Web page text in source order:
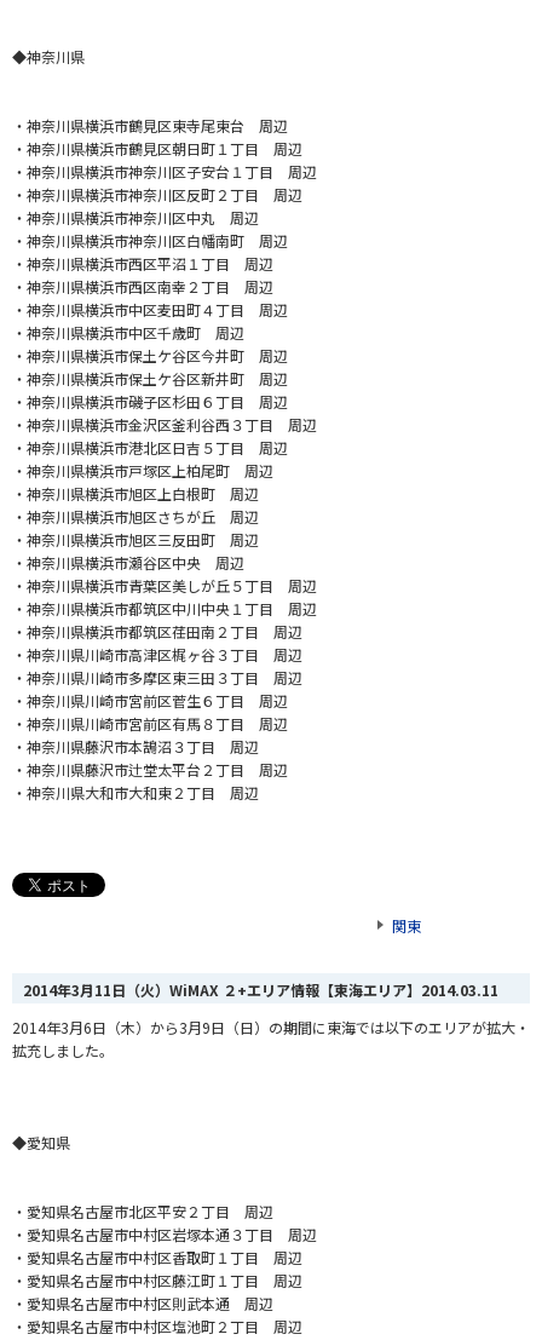
◆神奈川県
・神奈川県横浜市鶴見区東寺尾東台 周辺
・神奈川県横浜市鶴見区朝日町１丁目 周辺
・神奈川県横浜市神奈川区子安台１丁目 周辺
・神奈川県横浜市神奈川区反町２丁目 周辺
・神奈川県横浜市神奈川区中丸 周辺
・神奈川県横浜市神奈川区白幡南町 周辺
・神奈川県横浜市西区平沼１丁目 周辺
・神奈川県横浜市西区南幸２丁目 周辺
・神奈川県横浜市中区麦田町４丁目 周辺
・神奈川県横浜市中区千歳町 周辺
・神奈川県横浜市保土ケ谷区今井町 周辺
・神奈川県横浜市保土ケ谷区新井町 周辺
・神奈川県横浜市磯子区杉田６丁目 周辺
・神奈川県横浜市金沢区釜利谷西３丁目 周辺
・神奈川県横浜市港北区日吉５丁目 周辺
・神奈川県横浜市戸塚区上柏尾町 周辺
・神奈川県横浜市旭区上白根町 周辺
・神奈川県横浜市旭区さちが丘 周辺
・神奈川県横浜市旭区三反田町 周辺
・神奈川県横浜市瀬谷区中央 周辺
・神奈川県横浜市青葉区美しが丘５丁目 周辺
・神奈川県横浜市都筑区中川中央１丁目 周辺
・神奈川県横浜市都筑区荏田南２丁目 周辺
・神奈川県川崎市高津区梶ヶ谷３丁目 周辺
・神奈川県川崎市多摩区東三田３丁目 周辺
・神奈川県川崎市宮前区菅生６丁目 周辺
・神奈川県川崎市宮前区有馬８丁目 周辺
・神奈川県藤沢市本鵠沼３丁目 周辺
・神奈川県藤沢市辻堂太平台２丁目 周辺
・神奈川県大和市大和東２丁目 周辺
関東
2014年3月11日（火）WiMAX ２+エリア情報【東海エリア】 2014.03.11
2014年3月6日（木）から3月9日（日）の期間に東海では以下のエリアが拡大・
拡充しました。
◆愛知県
・愛知県名古屋市北区平安２丁目 周辺
・愛知県名古屋市中村区岩塚本通３丁目 周辺
・愛知県名古屋市中村区香取町１丁目 周辺
・愛知県名古屋市中村区藤江町１丁目 周辺
・愛知県名古屋市中村区則武本通 周辺
・愛知県名古屋市中村区塩池町２丁目 周辺